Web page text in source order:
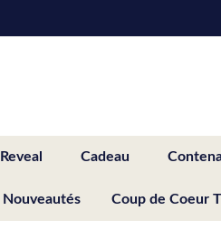
Cadeau
Nouveautés Coup de Coeur